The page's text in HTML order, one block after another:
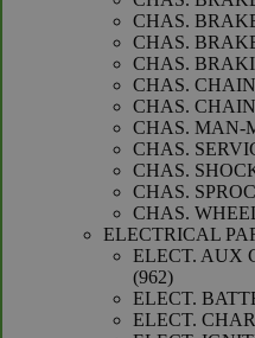
CHAS.
CHAS.
CHAS.
CHAS. CHAIN
CHAS.
CHAS. MAN-
CHAS.
CHAS.
CHAS.
CHAS.
ELECTRICAL
ELECT. AUX
962962
producten
ELECT.
ELECT.